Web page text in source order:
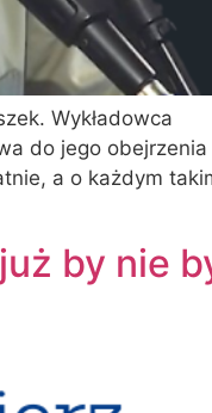
Wykładowca
do jego obejrzenia
a o każdym
by nie